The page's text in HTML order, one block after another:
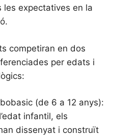
les expectatives en la
competiran en dos
per edats i
(de 6 a 12 anys):
infantil, els
dissenyat i construït